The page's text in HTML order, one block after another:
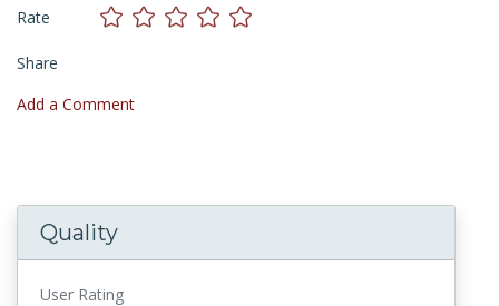
Rate
Share
Add a Comment
Quality
User Rating